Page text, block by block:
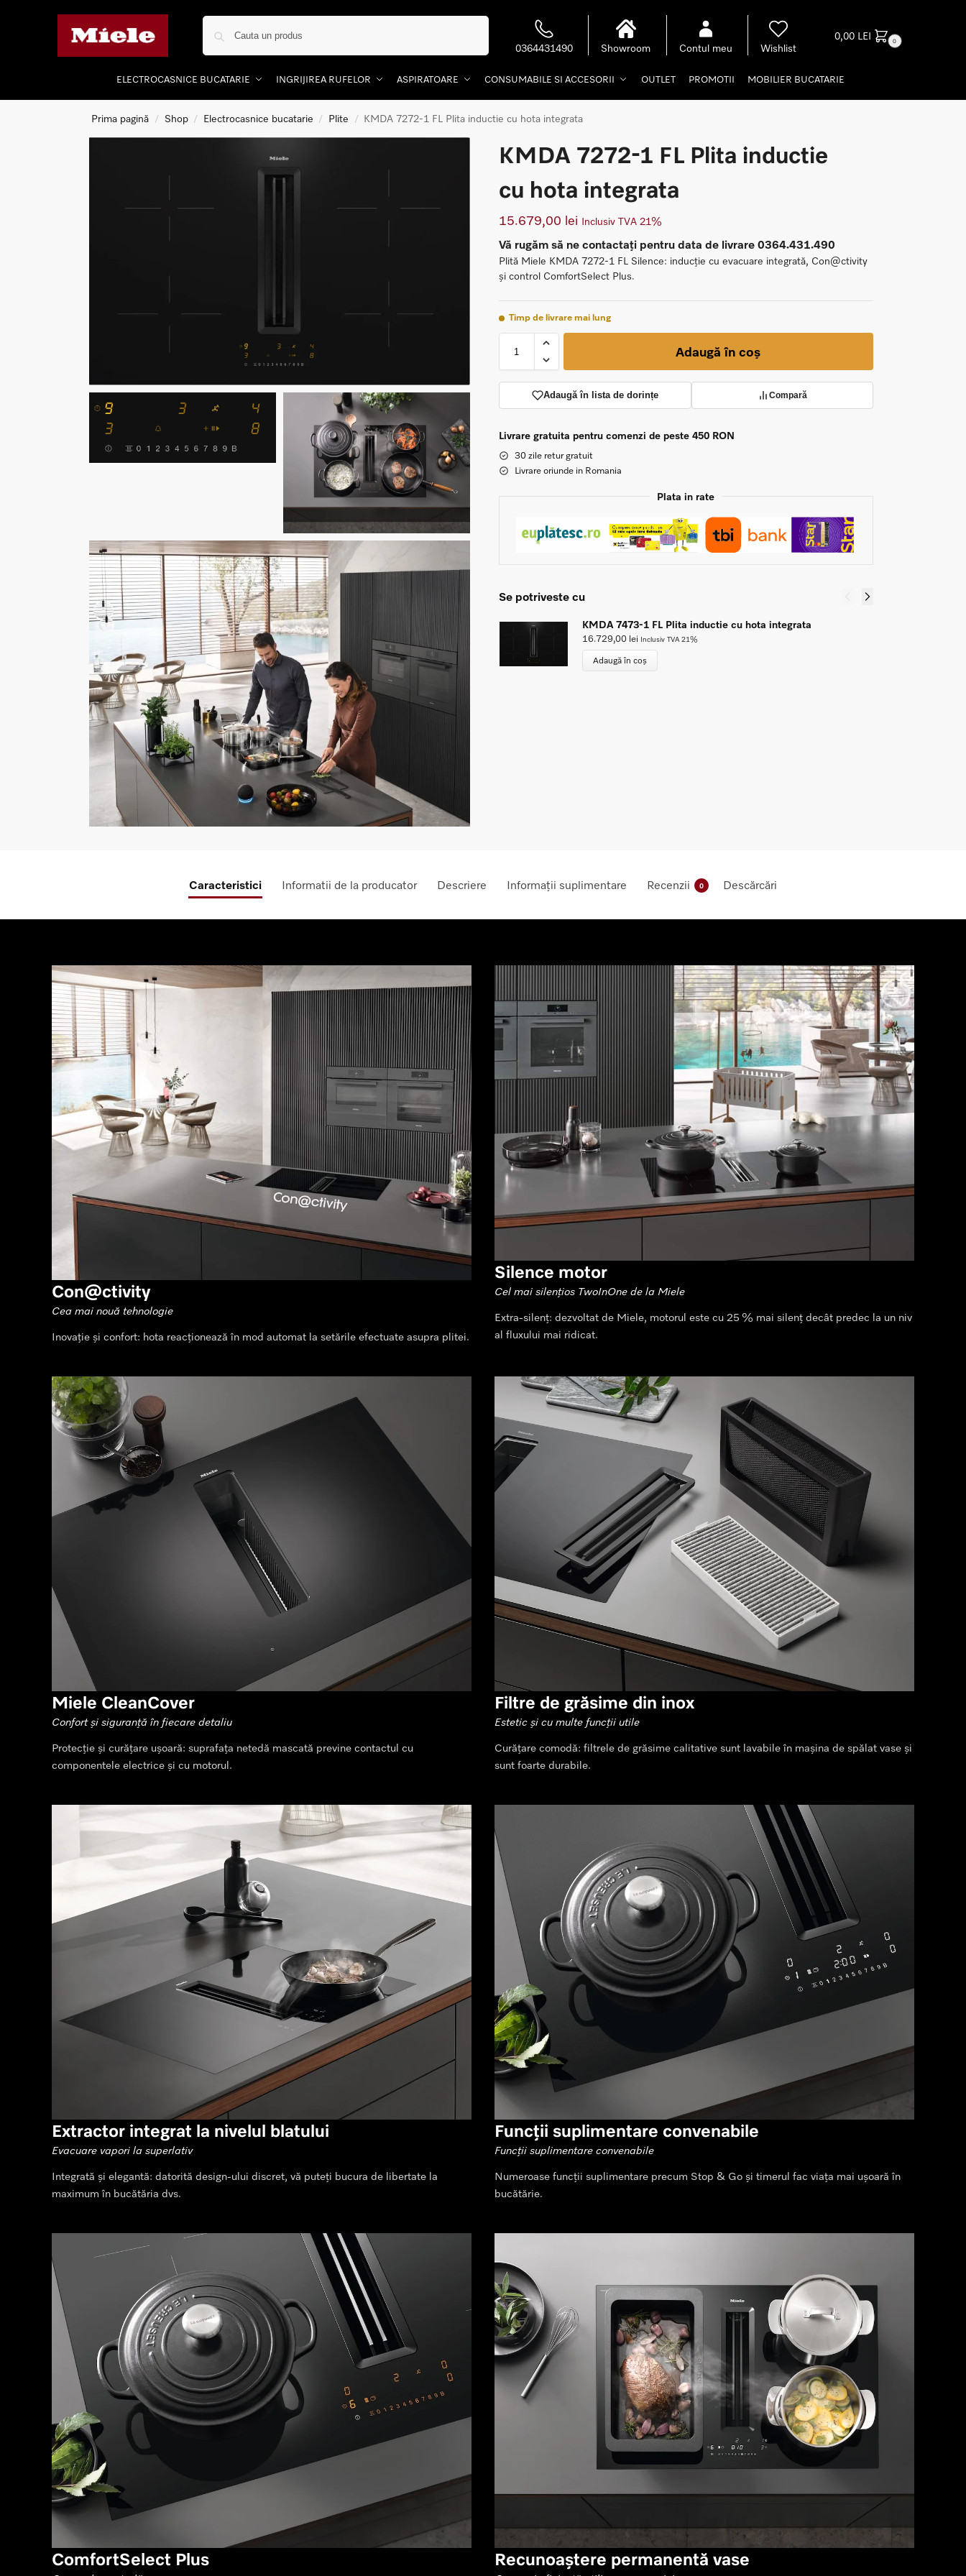
0364431490 Showroom Contul meu Wishlist
0,00 LEI 0
ELECTROCASNICE BUCATARIE INGRIJIREA RUFELOR ASPIRATOARE CONSUMABILE SI ACCESORII OUTLET PROMOTII MOBILIER BUCATARIE
Prima pagină / Shop / Electrocasnice bucatarie / Plite / KMDA 7272-1 FL Plita inductie cu hota integrata
KMDA 7272-1 FL Plita inductie
cu hota integrata
15.679,00 lei Inclusiv TVA 21%
Vă rugăm să ne contactați pentru data de livrare 0364.431.490
Plită Miele KMDA 7272-1 FL Silence: inducție cu evacuare integrată, Con@ctivity
și control ComfortSelect Plus.
Timp de livrare mai lung
Adaugă în coș
Adaugă în lista de dorințe Compară
Livrare gratuita pentru comenzi de peste 450 RON
30 zile retur gratuit
Livrare oriunde in Romania
Plata in rate
Se potriveste cu
KMDA 7473-1 FL Plita inductie cu hota integrata
16.729,00 lei Inclusiv TVA 21%
Adaugă în coș
Caracteristici Informatii de la producator Descriere Informații suplimentare Recenzii 0 Descărcări
Con@ctivity
Cea mai nouă tehnologie
Inovație și confort: hota reacționează în mod automat la setările efectuate asupra plitei.
Silence motor
Cel mai silențios TwoInOne de la Miele
Extra-silenț: dezvoltat de Miele, motorul este cu 25 % mai silenț decât predec la un niv
al fluxului mai ridicat.
Miele CleanCover
Confort și siguranță în fiecare detaliu
Protecție și curățare ușoară: suprafața netedă mascată previne contactul cu
componentele electrice și cu motorul.
Filtre de grăsime din inox
Estetic și cu multe funcții utile
Curățare comodă: filtrele de grăsime calitative sunt lavabile în mașina de spălat vase și
sunt foarte durabile.
Extractor integrat la nivelul blatului
Evacuare vapori la superlativ
Integrată și elegantă: datorită design-ului discret, vă puteți bucura de libertate la
maximum în bucătăria dvs.
Funcții suplimentare convenabile
Funcții suplimentare convenabile
Numeroase funcții suplimentare precum Stop & Go și timerul fac viața mai ușoară în
bucătărie.
ComfortSelect Plus Recunoaștere permanentă vase